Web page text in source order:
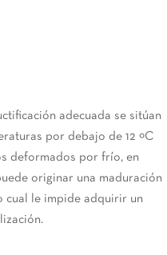
adecuada se sitúan
por debajo de 12 ºC
deformados por frío, en
originar una maduración
cual le impide adquirir un